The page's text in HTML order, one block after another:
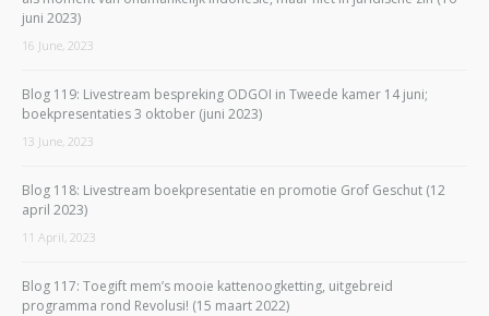
juni 2023)
16 June, 2023
Blog 119: Livestream bespreking ODGOI in Tweede kamer 14 juni;
boekpresentaties 3 oktober (juni 2023)
13 June, 2023
Blog 118: Livestream boekpresentatie en promotie Grof Geschut (12
april 2023)
11 April, 2023
Blog 117: Toegift mem’s mooie kattenoogketting, uitgebreid
programma rond Revolusi! (15 maart 2022)